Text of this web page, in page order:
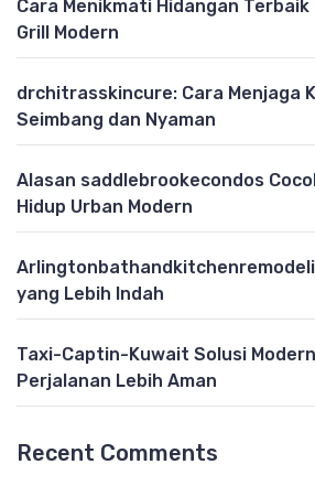
Cara Menikmati Hidangan
Grill Modern
drchitrasskincure: Cara Menjaga
Seimbang dan Nyaman
Alasan saddlebrookecondos
Hidup Urban Modern
yang Lebih Indah
Taxi-Captin-Kuwait Solusi
Perjalanan Lebih Aman
Recent Comments